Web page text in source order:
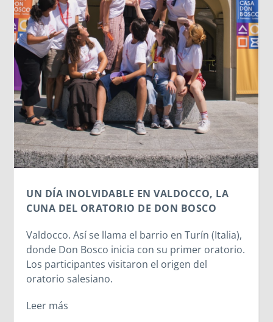
LOS DATOS BIOMÉTRICOS: NUESTRA
IDENTIDAD EN JUEGO
Cada vez que jugamos con la inteligencia
artificial subiendo nuestra imagen para generar
un avatar gracioso, en el fondo estamos
cediendo una parte de nuestra identidad. El
escaneo facial no es un simple pasatiempo
inofensivo; nuestra cara es una seña de
identidad...
Leer más